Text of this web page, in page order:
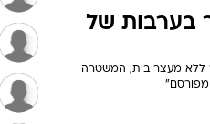
בערבות של
ללא מעצר בית, המשטרה
מפורסם"